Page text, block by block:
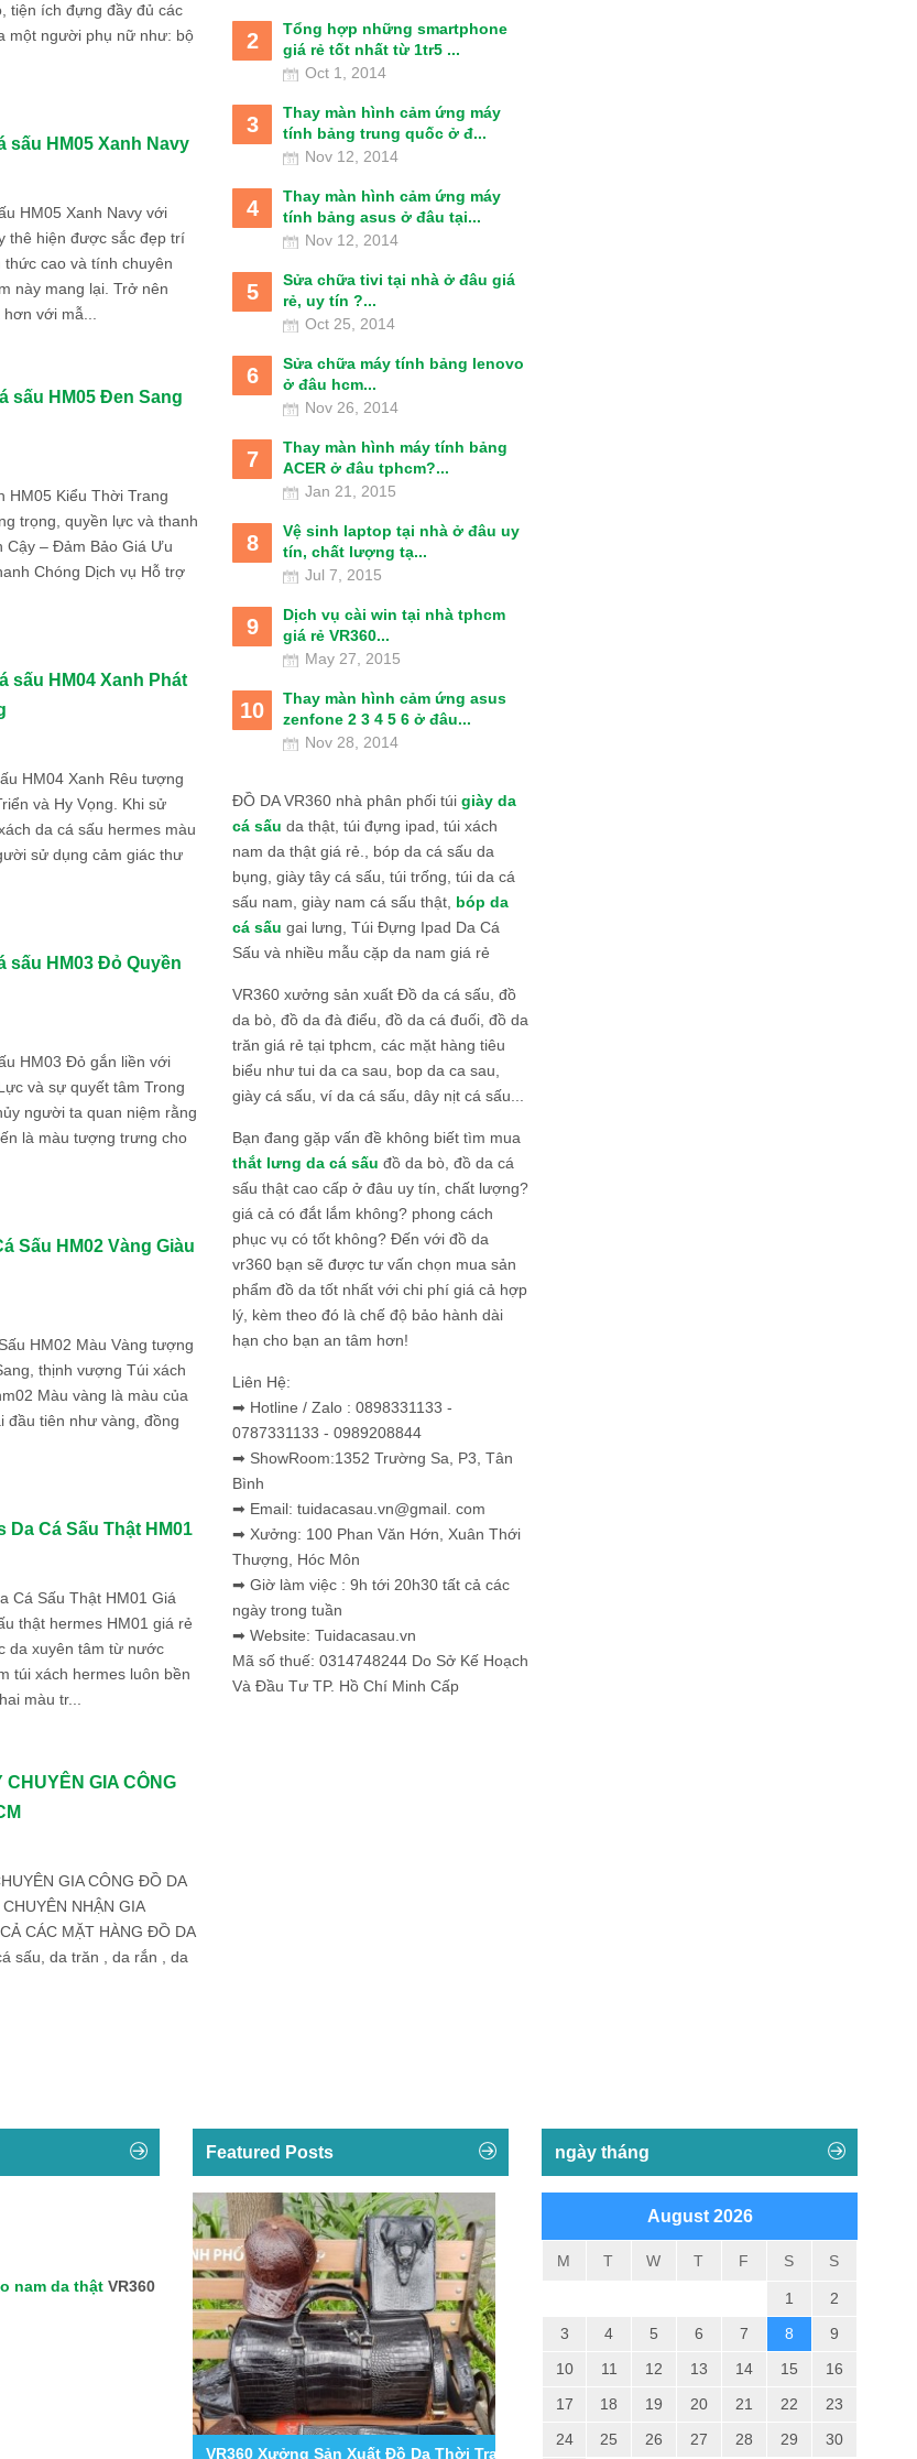
tiện ích đựng đầy đủ các
một người phụ nữ như: bộ
sấu HM05 Xanh Navy
HM05 Xanh Navy với
thê hiện được sắc đẹp trí
cao và tính chuyên
này mang lại. Trở nên
hơn với mẫ...
sấu HM05 Đen Sang
HM05 Kiểu Thời Trang
trọng, quyền lực và thanh
Cậy – Đảm Bảo Giá Ưu
Chóng Dịch vụ Hỗ trợ
sấu HM04 Xanh Phát
HM04 Xanh Rêu tượng
và Hy Vọng. Khi sử
da cá sấu hermes màu
sử dụng cảm giác thư
sấu HM03 Đỏ Quyền
HM03 Đỏ gắn liền với
và sự quyết tâm Trong
người ta quan niệm rằng
là màu tượng trưng cho
Sấu HM02 Vàng Giàu
HM02 Màu Vàng tượng
thịnh vượng Túi xách
Màu vàng là màu của
đầu tiên như vàng, đồng
Da Cá Sấu Thật HM01
Cá Sấu Thật HM01 Giá
thật hermes HM01 giá rẻ
da xuyên tâm từ nước
túi xách hermes luôn bền
màu tr...
CHUYÊN GIA CÔNG
GIA CÔNG ĐỒ DA
NHẬN GIA
CÁC MẶT HÀNG ĐỒ DA
sấu, da trăn , da rắn , da
2
Tổng hợp những smartphone
giá rẻ tốt nhất từ 1tr5 ...
Oct 1, 2014
3
Thay màn hình cảm ứng máy
tính bảng trung quốc ở đ...
Nov 12, 2014
4
Thay màn hình cảm ứng máy
tính bảng asus ở đâu tại...
Nov 12, 2014
5
Sửa chữa tivi tại nhà ở đâu giá
rẻ, uy tín ?...
Oct 25, 2014
6
Sửa chữa máy tính bảng lenovo
ở đâu hcm...
Nov 26, 2014
7
Thay màn hình máy tính bảng
ACER ở đâu tphcm?...
Jan 21, 2015
8
Vệ sinh laptop tại nhà ở đâu uy
tín, chất lượng tạ...
Jul 7, 2015
9
Dịch vụ cài win tại nhà tphcm
giá rẻ VR360...
May 27, 2015
10
Thay màn hình cảm ứng asus
zenfone 2 3 4 5 6 ở đâu...
Nov 28, 2014
ĐỒ DA VR360 nhà phân phối túi giày da
cá sấu da thật, túi đựng ipad, túi xách
nam da thật giá rẻ., bóp da cá sấu da
bụng, giày tây cá sấu, túi trống, túi da cá
sấu nam, giày nam cá sấu thật, bóp da
cá sấu gai lưng, Túi Đựng Ipad Da Cá
Sấu và nhiều mẫu cặp da nam giá rẻ
VR360 xưởng sản xuất Đồ da cá sấu, đồ
da bò, đồ da đà điểu, đồ da cá đuối, đồ da
trăn giá rẻ tại tphcm, các mặt hàng tiêu
biểu như tui da ca sau, bop da ca sau,
giày cá sấu, ví da cá sấu, dây nịt cá sấu...
Bạn đang gặp vấn đề không biết tìm mua
thắt lưng da cá sấu đồ da bò, đồ da cá
sấu thật cao cấp ở đâu uy tín, chất lượng?
giá cả có đắt lắm không? phong cách
phục vụ có tốt không? Đến với đồ da
vr360 bạn sẽ được tư vấn chọn mua sản
phẩm đồ da tốt nhất với chi phí giá cả hợp
lý, kèm theo đó là chế độ bảo hành dài
hạn cho bạn an tâm hơn!
Liên Hệ:
➡ Hotline / Zalo : 0898331133 -
0787331133 - 0989208844
➡ ShowRoom:1352 Trường Sa, P3, Tân
Bình
➡ Email: tuidacasau.vn@gmail. com
➡ Xưởng: 100 Phan Văn Hớn, Xuân Thới
Thượng, Hóc Môn
➡ Giờ làm việc : 9h tới 20h30 tất cả các
ngày trong tuần
➡ Website: Tuidacasau.vn
Mã số thuế: 0314748244 Do Sở Kế Hoạch
Và Đầu Tư TP. Hồ Chí Minh Cấp
nam da thật VR360
Featured Posts
Mẫu Ốp Lưng Da Cá Sấu Iphone 11,12,13,14...VR360 Xưởng Sản Xuất Đồ Da Thời Trang Cho Nam Tốt Nhất...
ngày tháng
August 2026
M T W T F S S
1
2
3
4 5 6 7 8
9
10
11 12 13 14 15
16
17
18 19 20 21 22
23
24
25 26 27 28 29 30